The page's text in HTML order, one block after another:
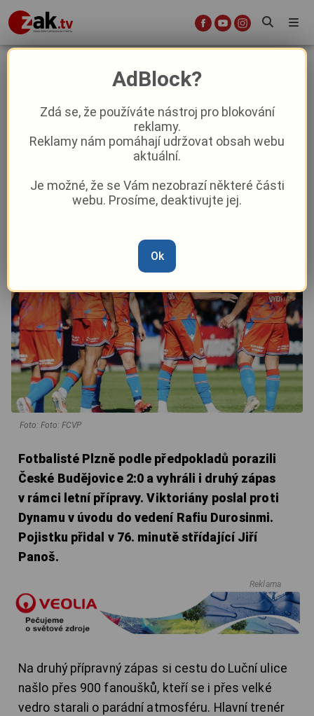
Viktoria Plzeň zdolala v přípravě
sestupující Dynamo, trefili se
Durosinmi s Panošem
Sport
Marie Osvaldová –25. 6. 2025|18:54
Foto: Foto: FCVP
Fotbalisté Plzně podle předpokladů porazili
České Budějovice 2:0 a vyhráli i druhý zápas
v rámci letní přípravy. Viktoriány poslal proti
Dynamu v úvodu do vedení Rafiu Durosinmi.
Pojistku přidal v 76. minutě střídající Jiří
Panoš.
Reklama
Na druhý přípravný zápas si cestu do Luční ulice
našlo přes 900 fanoušků, kteří se i přes velké
vedro starali o parádní atmosféru. Hlavní trenér
AdBlock?
Zdá se, že používáte nástroj pro blokování
reklamy.
Reklamy nám pomáhají udržovat obsah webu
aktuální.
Je možné, že se Vám nezobrazí některé části
webu. Prosíme, deaktivujte jej.
Ok